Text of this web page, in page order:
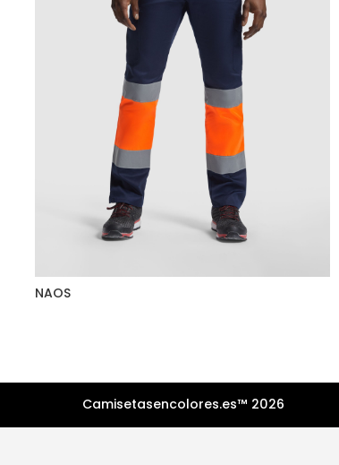
NAOS
Camisetasencolores.es™ 2026